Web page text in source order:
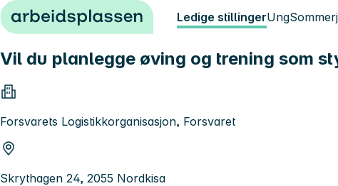
Hopp til innhold Ledige stillingerUng
Vil du planlegge øving og trening som
Forsvarets Logistikkorganisasjon, Forsvaret
Skrythagen 24, 2055 Nordkisa